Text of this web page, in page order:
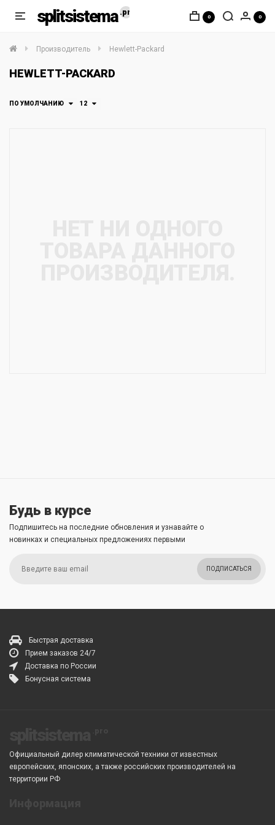
splitsistema 0 0
Производитель Hewlett-Packard
HEWLETT-PACKARD
ПО УМОЛЧАНИЮ 12
Будь в курсе
Подпишитесь на последние обновления и узнавайте о
новинках и специальных предложениях первыми
ПОДПИСАТЬСЯ
Быстрая доставка
Прием заказов 24/7
Доставка по России
Бонусная система
Официальный дилер климатической техники от известных
европейских, японских, а также российских производителей на
территории РФ